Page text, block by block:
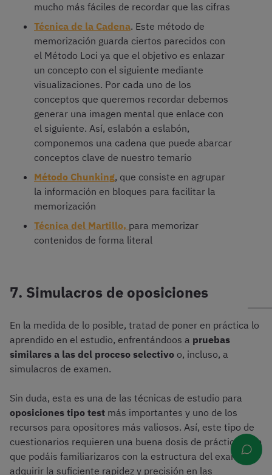
mucho más fáciles de recordar que las cifras
Técnica de la Cadena. Este método de
memorización guarda ciertos parecidos con
el Método Loci ya que el objetivo es enlazar
un concepto con el siguiente mediante
visualizaciones. Por cada uno de los
conceptos que queremos recordar debemos
generar una imagen mental que enlace con
el siguiente. Así, eslabón a eslabón,
componemos una cadena que puede abarcar
conceptos clave de nuestro temario
Método Chunking, que consiste en agrupar
la información en bloques para facilitar la
memorización
Técnica del Martillo, para memorizar
contenidos de forma literal
7. Simulacros de oposiciones
En la medida de lo posible, tratad de poner en práctica lo
aprendido en el estudio, enfrentándoos a pruebas
similares a las del proceso selectivo o, incluso, a
simulacros de examen.
Sin duda, esta es una de las técnicas de estudio para
oposiciones tipo test más importantes y uno de los
recursos para opositores más valiosos. Así, este tipo de
cuestionarios requieren una buena dosis de práctica para
que podáis familiarizaros con la estructura del examen y
adquirir la suficiente rapidez y precisión en las